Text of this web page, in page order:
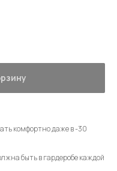
комфортно даже в -30
быть в гардеробе каждой